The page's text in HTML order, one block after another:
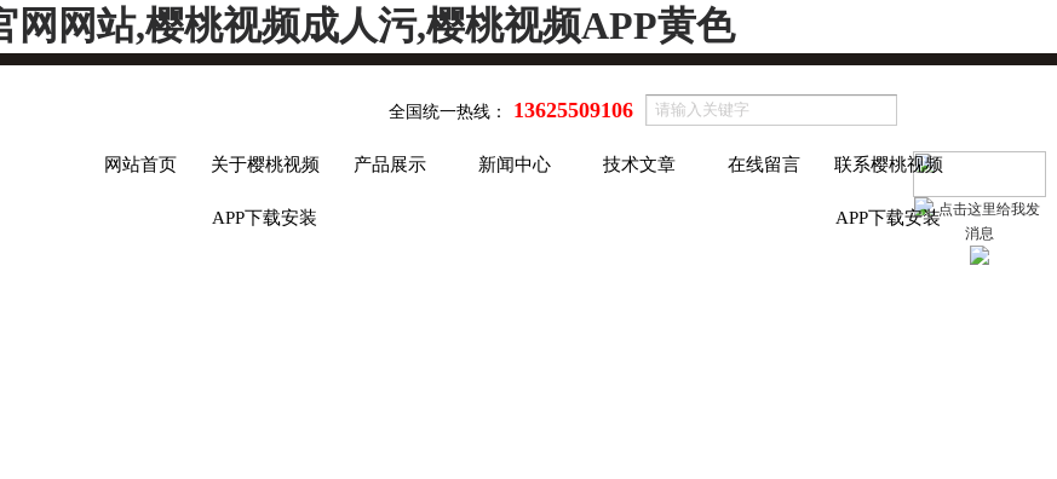
网站,樱桃视频成人污,樱桃视频APP黄色
全国统一热线： 13625509106
网站首页 关于樱桃视频
APP下载安装
产品展示 新闻中心 技术文章 在线留言 联系樱桃视频
APP下载安装